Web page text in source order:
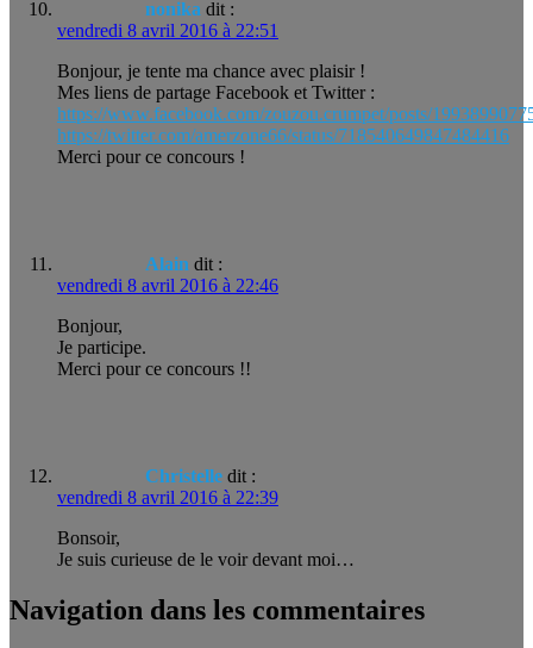
nonika dit :
vendredi 8 avril 2016 à 22:51
Bonjour, je tente ma chance avec plaisir !
Mes liens de partage Facebook et Twitter :
https://www.facebook.com/zouzou.crumpet/posts/
https://twitter.com/amerzone66/status/718540649847484416
Merci pour ce concours !
Alain dit :
vendredi 8 avril 2016 à 22:46
Bonjour,
Je participe.
Merci pour ce concours !!
Christelle dit :
vendredi 8 avril 2016 à 22:39
Bonsoir,
Je suis curieuse de le voir devant moi…
Navigation dans les commentaires